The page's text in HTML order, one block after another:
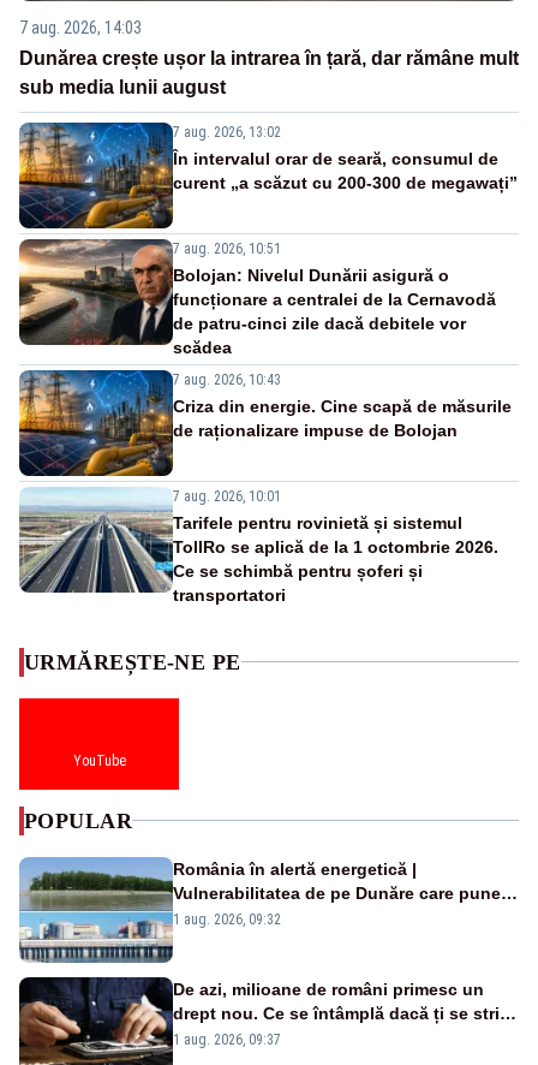
7 aug. 2026, 14:03
Dunărea crește ușor la intrarea în țară, dar rămâne mult
sub media lunii august
7 aug. 2026, 13:02
În intervalul orar de seară, consumul de
curent „a scăzut cu 200-300 de megawați”
7 aug. 2026, 10:51
Bolojan: Nivelul Dunării asigură o
funcționare a centralei de la Cernavodă
de patru-cinci zile dacă debitele vor
scădea
7 aug. 2026, 10:43
Criza din energie. Cine scapă de măsurile
de raționalizare impuse de Bolojan
7 aug. 2026, 10:01
Tarifele pentru rovinietă și sistemul
TollRo se aplică de la 1 octombrie 2026.
Ce se schimbă pentru șoferi și
transportatori
URMĂREȘTE-NE PE
YouTube
POPULAR
România în alertă energetică |
Vulnerabilitatea de pe Dunăre care pune
în pericol Centrala Cernavodă era
1 aug. 2026, 09:32
De azi, milioane de români primesc un
drept nou. Ce se întâmplă dacă ți se strică
un produs
1 aug. 2026, 09:37